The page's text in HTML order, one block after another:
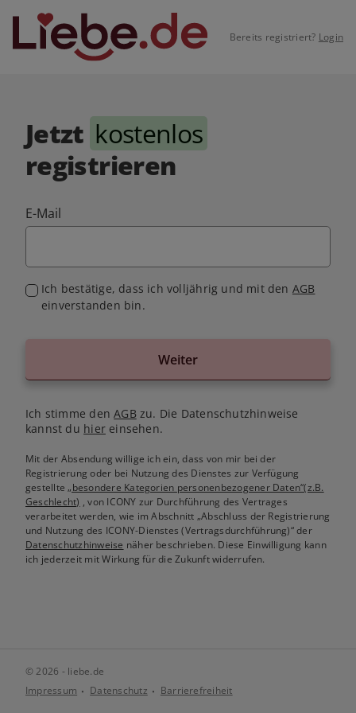
Bereits registriert? Login
Jetzt kostenlos
registrieren
E-Mail
Ich bestätige, dass ich volljährig und mit den AGB
einverstanden bin.
Weiter
Ich stimme denAGB zu. Die Datenschutzhinweise
kannst du hiereinsehen.
Mit der Absendung willige ich ein, dass von mir bei der
Registrierung oder bei Nutzung des Dienstes zur Verfügung
gestellte„besondere Kategorien personenbezogener Daten“(z.B.
Geschlecht) , von ICONY zur Durchführung des Vertrages
verarbeitet werden, wie im Abschnitt „Abschluss der Registrierung
und Nutzung des ICONY-Dienstes (Vertragsdurchführung)“ der
Datenschutzhinweise näher beschrieben. Diese Einwilligung kann
ich jederzeit mit Wirkung für die Zukunft widerrufen.
© 2026 - liebe.de
Impressum
Datenschutz Barrierefreiheit